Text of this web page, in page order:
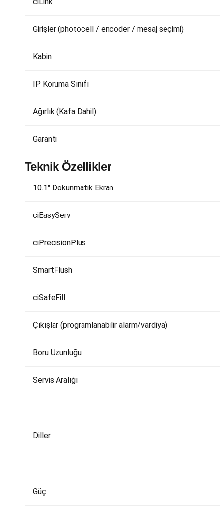
Girişler (photocell / encoder / mesaj seçimi)
Kabin
IP Koruma Sınıfı
Ağırlık (Kafa Dahil)
Garanti
Teknik Özellikler
10.1″ Dokunmatik Ekran
ciEasyServ
ciPrecisionPlus
SmartFlush
ciSafeFill
Çıkışlar (programlanabilir alarm/vardiya)
Boru Uzunluğu
Servis Aralığı
Diller
Güç